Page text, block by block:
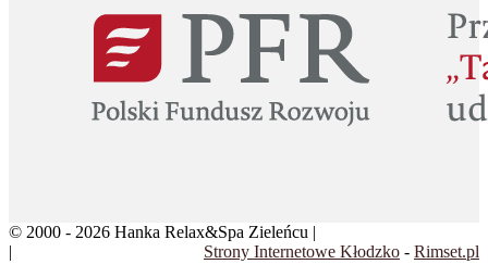
© 2000 - 2026 Hanka Relax&Spa Zieleńcu |
|
Strony Internetowe Kłodzko - Rimset.pl